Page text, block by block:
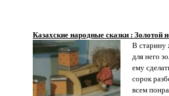
Казахские народные сказки : Золотой
В старину
для него
ему
сорок
всем